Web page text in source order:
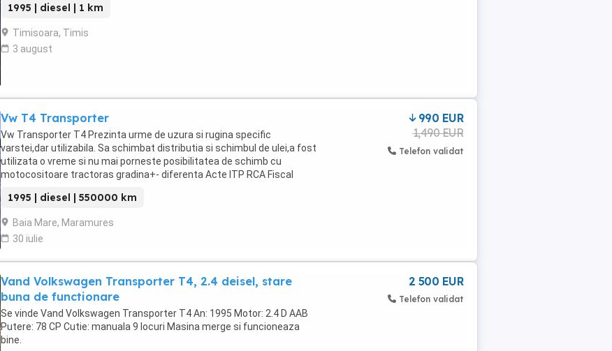
1995 | diesel | 1 km
Timisoara, Timis
3 august
Vw T4 Transporter
Vw Transporter T4 Prezinta urme de uzura si rugina specific
varstei,dar utilizabila. Sa schimbat distributia si schimbul de ulei,a fost
utilizata o vreme si nu mai porneste posibilitatea de schimb cu
motocositoare tractoras gradina+- diferenta Acte ITP RCA Fiscal
1995 | diesel | 550000 km
Baia Mare, Maramures
30 iulie
990 EUR
1,490 EUR
Telefon validat
Vand Volkswagen Transporter T4, 2.4 deisel, stare
buna de functionare
Se vinde Vand Volkswagen Transporter T4 An: 1995 Motor: 2.4 D AAB
Putere: 78 CP Cutie: manuala 9 locuri Masina merge si funcioneaza
bine.
2 500 EUR
Telefon validat